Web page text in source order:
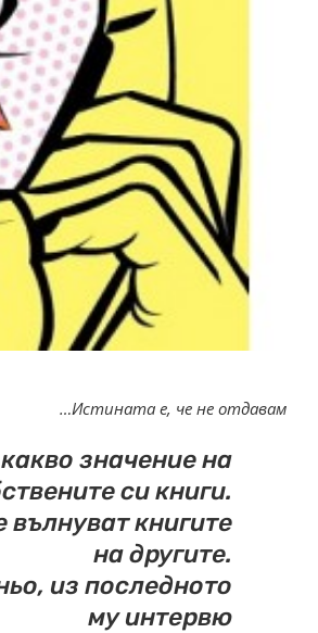
…Истината е, че не отдавам
значение на
си книги.
книгите
на другите.
из последното
му интервю